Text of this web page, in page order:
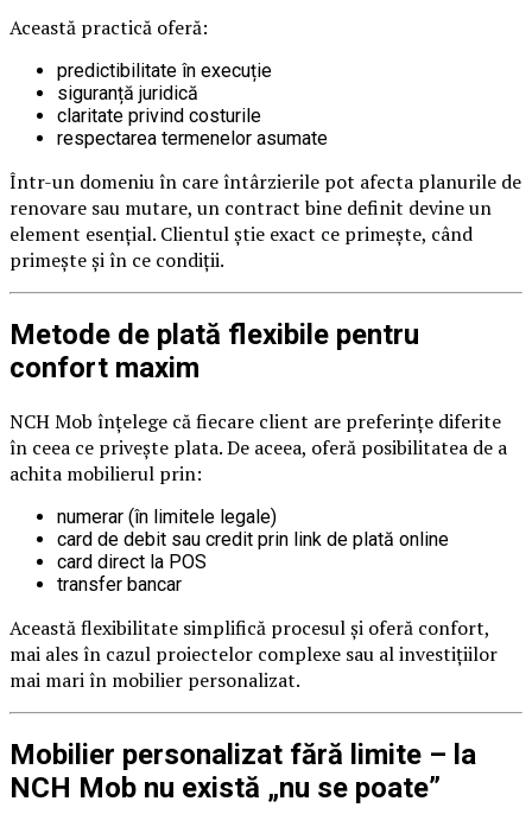
Această practică oferă:
predictibilitate în execuție
siguranță juridică
claritate privind costurile
respectarea termenelor asumate
Într-un domeniu în care întârzierile pot afecta planurile de
renovare sau mutare, un contract bine definit devine un
element esențial. Clientul știe exact ce primește, când
primește și în ce condiții.
Metode de plată flexibile pentru
confort maxim
NCH Mob înțelege că fiecare client are preferințe diferite
în ceea ce privește plata. De aceea, oferă posibilitatea de a
achita mobilierul prin:
numerar (în limitele legale)
card de debit sau credit prin link de plată online
card direct la POS
transfer bancar
Această flexibilitate simplifică procesul și oferă confort,
mai ales în cazul proiectelor complexe sau al investițiilor
mai mari în mobilier personalizat.
Mobilier personalizat fără limite – la
NCH Mob nu există „nu se poate”